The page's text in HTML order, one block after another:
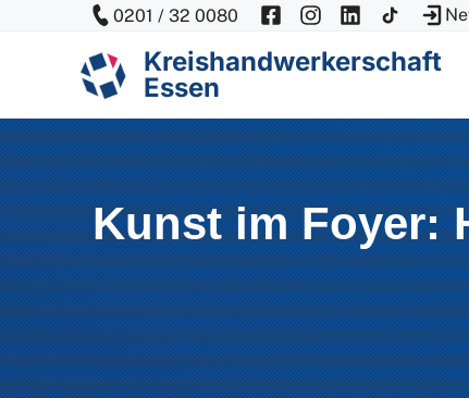
0201 / 32 0080
Kreishandwerkerschaft
Essen
Kunst im Foyer: